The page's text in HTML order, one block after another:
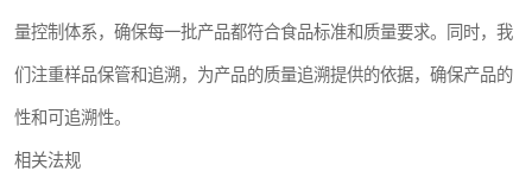
量控制体系，确保每一批产品都符合食品标准和质量要求。同时，我
们注重样品保管和追溯，为产品的质量追溯提供的依据，确保产品的
性和可追溯性。
相关法规